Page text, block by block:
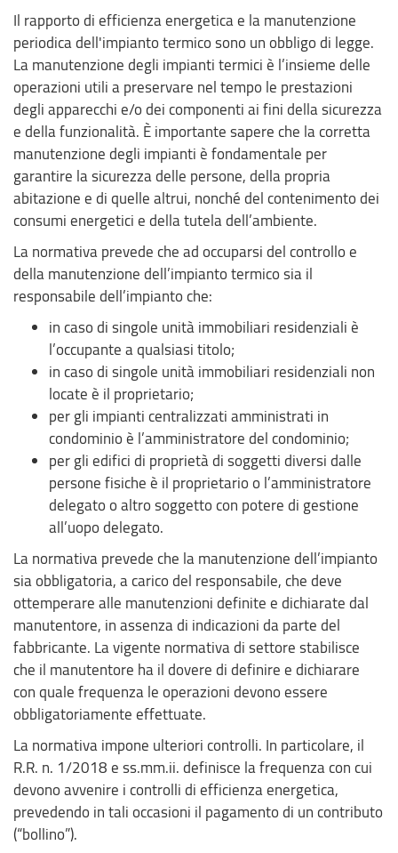
Il rapporto di efficienza energetica e la manutenzione
periodica dell'impianto termico sono un obbligo di legge.
La manutenzione degli impianti termici è l’insieme delle
operazioni utili a preservare nel tempo le prestazioni
degli apparecchi e/o dei componenti ai fini della sicurezza
e della funzionalità. È importante sapere che la corretta
manutenzione degli impianti è fondamentale per
garantire la sicurezza delle persone, della propria
abitazione e di quelle altrui, nonché del contenimento dei
consumi energetici e della tutela dell’ambiente.
La normativa prevede che ad occuparsi del controllo e
della manutenzione dell’impianto termico sia il
responsabile dell’impianto che:
in caso di singole unità immobiliari residenziali è
l’occupante a qualsiasi titolo;
in caso di singole unità immobiliari residenziali non
locate è il proprietario;
per gli impianti centralizzati amministrati in
condominio è l’amministratore del condominio;
per gli edifici di proprietà di soggetti diversi dalle
persone fisiche è il proprietario o l’amministratore
delegato o altro soggetto con potere di gestione
all’uopo delegato.
La normativa prevede che la manutenzione dell’impianto
sia obbligatoria, a carico del responsabile, che deve
ottemperare alle manutenzioni definite e dichiarate dal
manutentore, in assenza di indicazioni da parte del
fabbricante. La vigente normativa di settore stabilisce
che il manutentore ha il dovere di definire e dichiarare
con quale frequenza le operazioni devono essere
obbligatoriamente effettuate.
La normativa impone ulteriori controlli. In particolare, il
R.R. n. 1/2018 e ss.mm.ii. definisce la frequenza con cui
devono avvenire i controlli di efficienza energetica,
prevedendo in tali occasioni il pagamento di un contributo
(“bollino”).